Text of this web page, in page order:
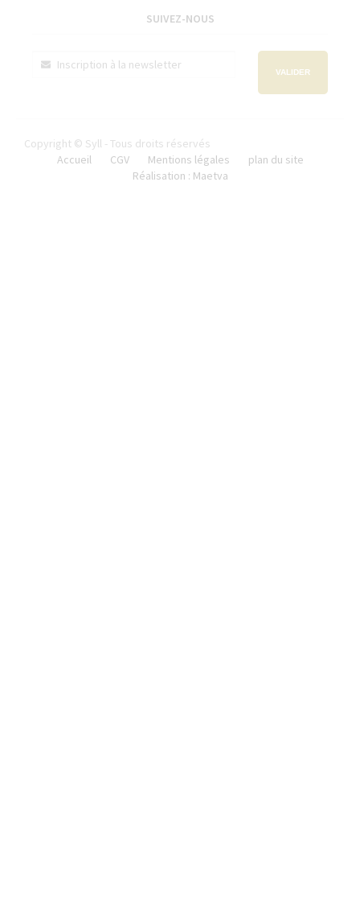
SUIVEZ-NOUS
VALIDER
Copyright © Syll - Tous droits réservés
Accueil
CGV Mentions légales
plan du site
Réalisation : Maetva